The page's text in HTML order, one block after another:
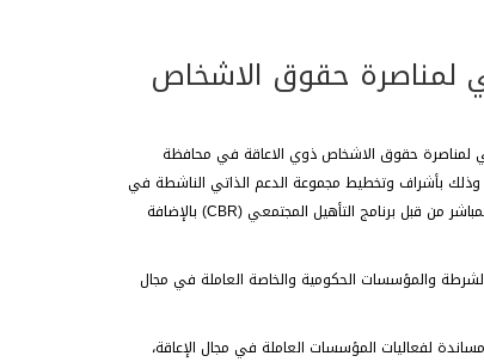
لمناصرة حقوق الاشخاص
لمناصرة حقوق الاشخاص ذوي الاعاقة في محافظة
وذلك بأشراف وتخطيط مجموعة الدعم الذاتي الناشطة في
منطقة الخليل (مجموعة الاتحاد) وتحت رعاية الاتحاد العام للأشخاص ذوي الاعاقة – الخليل- وبالتعاون والدعم المباشر من قبل برنامج التأهيل المجتمعي (CBR) بالإضافة
والمؤسسات الحكومية والخاصة العاملة في مجال
لفعاليات المؤسسات العاملة في مجال الإعاقة،